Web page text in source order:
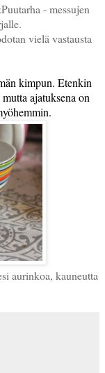
- messujen
vielä vastausta
kimpun. Etenkin
ajatuksena on
aurinkoa, kauneutta